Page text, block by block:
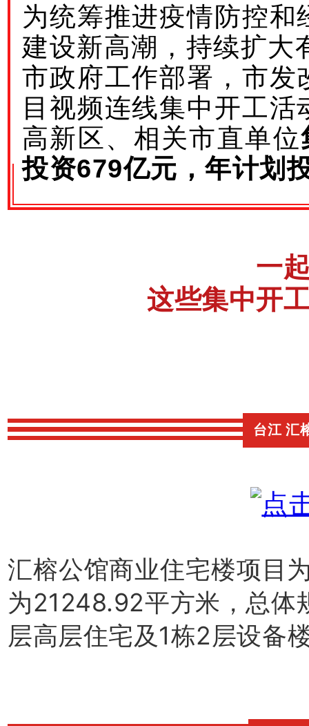
为统筹推进疫情防控
建设新高潮，持续扩大
市政府工作部署，市发
目视频连线集中开工
高新区、相关市直单位
投资679亿元，年计划
一
这些集中开
台江 汇
汇榕公馆商业住宅楼项目
为21248.92平方米，总体
层高层住宅及1栋2层设备